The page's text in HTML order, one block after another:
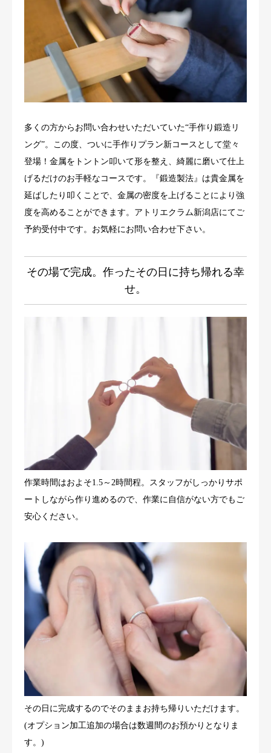
多くの方からお問い合わせいただいていた“手作り鍛造リ
ング”。この度、ついに手作りプラン新コースとして堂々
登場！金属をトントン叩いて形を整え、綺麗に磨いて仕上
げるだけのお手軽なコースです。『鍛造製法』は貴金属を
延ばしたり叩くことで、金属の密度を上げることにより強
度を高めることができます。アトリエクラム新潟店にてご
予約受付中です。お気軽にお問い合わせ下さい。
その場で完成。作ったその日に持ち帰れる幸
せ。
作業時間はおよそ1.5～2時間程。スタッフがしっかりサポ
ートしながら作り進めるので、作業に自信がない方でもご
安心ください。
その日に完成するのでそのままお持ち帰りいただけます。
(オプション加工追加の場合は数週間のお預かりとなりま
す。)